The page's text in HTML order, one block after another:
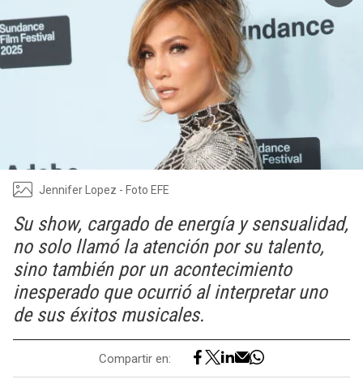
Jennifer Lopez - Foto EFE
Su show, cargado de energía y sensualidad,
no solo llamó la atención por su talento,
sino también por un acontecimiento
inesperado que ocurrió al interpretar uno
de sus éxitos musicales.
Compartir en: